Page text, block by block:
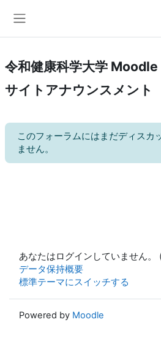
令和健康科学大学 Moodle
サイトアナウンスメント
このフォーラムにはまだディスカ
ません。
あなたはログインしていません。
データ保持概要
標準テーマにスイッチする
Powered by Moodle